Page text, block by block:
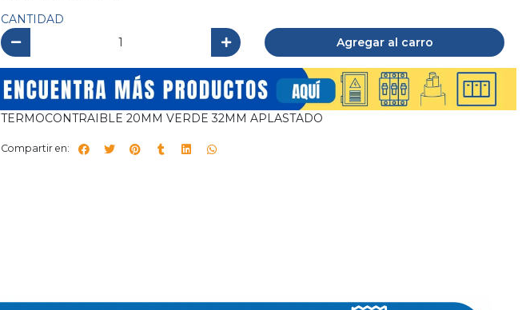
CANTIDAD
Agregar al carro
TERMOCONTRAIBLE 20MM VERDE 32MM APLASTADO
Compartir en: